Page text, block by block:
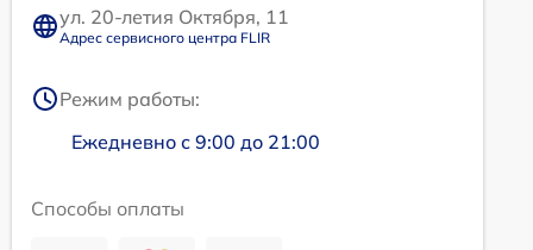
ул. 20-летия Октября, 11
Адрес сервисного центра FLIR
Режим работы:
Ежедневно с 9:00 до 21:00
Способы оплаты